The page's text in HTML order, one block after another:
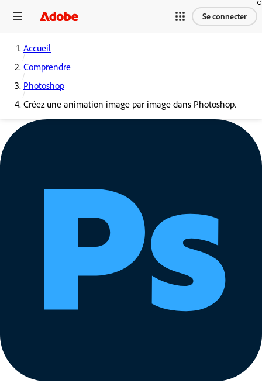
Se connecter
Accueil
Comprendre
Photoshop
Créez une animation image par image dans Photoshop.